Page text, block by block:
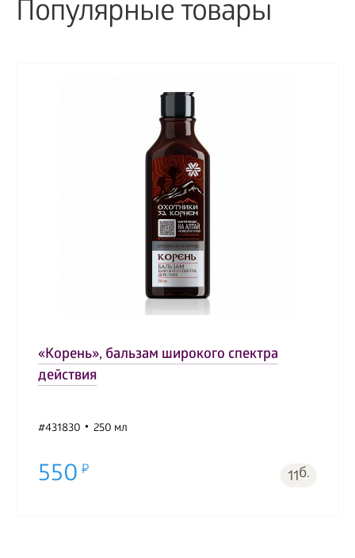
Популярные товары
«Корень», бальзам широкого спектра
действия
#431830 250 мл
550 11б.